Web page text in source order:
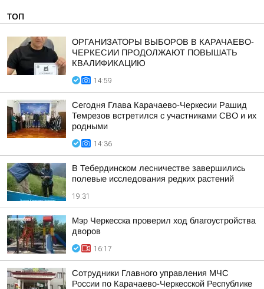
ТОП
ОРГАНИЗАТОРЫ ВЫБОРОВ В КАРАЧАЕВО-
ЧЕРКЕСИИ ПРОДОЛЖАЮТ ПОВЫШАТЬ
КВАЛИФИКАЦИЮ
14:59
Сегодня Глава Карачаево-Черкесии Рашид
Темрезов встретился с участниками СВО и их
родными
14:36
В Тебердинском лесничестве завершились
полевые исследования редких растений
19:31
Мэр Черкесска проверил ход благоустройства
дворов
16:17
Сотрудники Главного управления МЧС
России по Карачаево-Черкесской Республике